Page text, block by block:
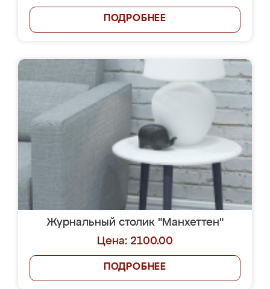
ПОДРОБНЕЕ
Журнальный столик "Манхеттен"
Цена: 2100.00
ПОДРОБНЕЕ